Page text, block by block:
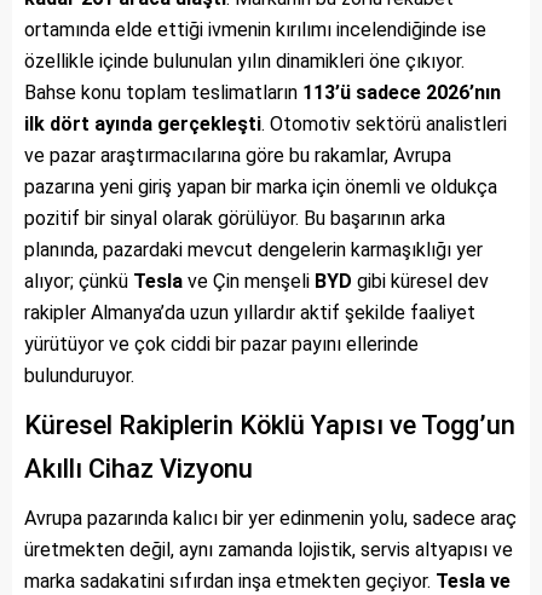
ortamında elde ettiği ivmenin kırılımı incelendiğinde ise
özellikle içinde bulunulan yılın dinamikleri öne çıkıyor.
Bahse konu toplam teslimatların 113’ü sadece 2026’nın
ilk dört ayında gerçekleşti. Otomotiv sektörü analistleri
ve pazar araştırmacılarına göre bu rakamlar, Avrupa
pazarına yeni giriş yapan bir marka için önemli ve oldukça
pozitif bir sinyal olarak görülüyor. Bu başarının arka
planında, pazardaki mevcut dengelerin karmaşıklığı yer
alıyor; çünkü Tesla ve Çin menşeli BYD gibi küresel dev
rakipler Almanya’da uzun yıllardır aktif şekilde faaliyet
yürütüyor ve çok ciddi bir pazar payını ellerinde
bulunduruyor.
Küresel Rakiplerin Köklü Yapısı ve Togg’un
Akıllı Cihaz Vizyonu
Avrupa pazarında kalıcı bir yer edinmenin yolu, sadece araç
üretmekten değil, aynı zamanda lojistik, servis altyapısı ve
marka sadakatini sıfırdan inşa etmekten geçiyor. Tesla ve